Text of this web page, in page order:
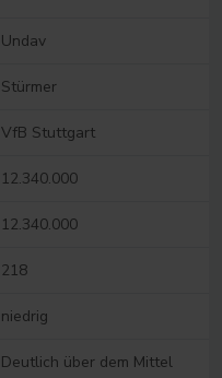
Undav
Stürmer
VfB Stuttgart
12.340.000
12.340.000
218
niedrig
Deutlich über dem Mittel